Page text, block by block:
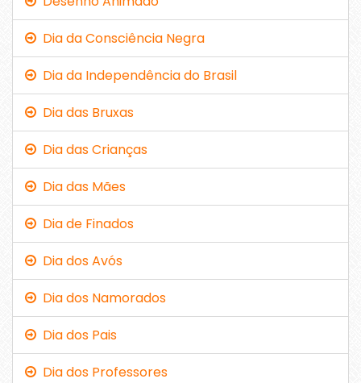
Dia da Consciência Negra
Dia da Independência do Brasil
Dia das Bruxas
Dia das Crianças
Dia das Mães
Dia de Finados
Dia dos Avós
Dia dos Namorados
Dia dos Pais
Dia dos Professores